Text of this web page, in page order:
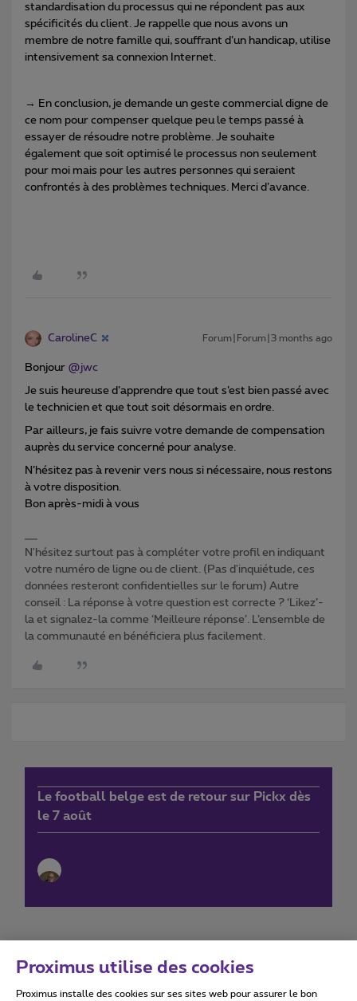
standardisation du processus qui ne répondent pas aux
spécificités du client. Je rappelle que nous avons un
membre de notre famille qui, souffrant d’un handicap, utilise
intensivement sa connexion Internet.
→ En conclusion, je demande un geste commercial digne de
ce nom pour compenser quelque peu le temps passé à
essayer de résoudre notre problème. Je souhaite
également que soit optimisé le processus non seulement
pour moi mais pour les autres personnes qui seraient
confrontés à des problèmes techniques. Merci d’avance.
CarolineC Forum|Forum|3 months ago
Bonjour ​ @jwc
Je suis heureuse d’apprendre que tout s’est bien passé avec
le technicien et que tout soit désormais en ordre.
Par ailleurs, je fais suivre votre demande de compensation
auprès du service concerné pour analyse.
N’hésitez pas à revenir vers nous si nécessaire, nous restons
à votre disposition.
Bon après-midi à vous
N'hésitez surtout pas à compléter votre profil en indiquant
votre numéro de ligne ou de client. (Pas d'inquiétude, ces
données resteront confidentielles sur le forum) Autre
conseil : La réponse à votre question est correcte ? ‘Likez’-
la et signalez-la comme ‘Meilleure réponse’. L’ensemble de
la communauté en bénéficiera plus facilement.
Le football belge est de retour sur Pickx dès
le 7 août
Proximus utilise des cookies
Proximus installe des cookies sur ses sites web pour assurer le bon